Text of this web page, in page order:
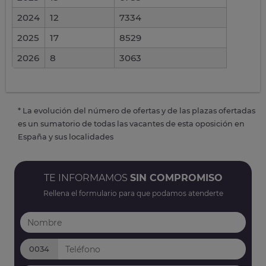
2024
12
7334
2025
17
8529
2026
8 3063
* La evolución del número de ofertas y de las plazas ofertadas
es un sumatorio de todas las vacantes de esta oposición en
España y sus localidades
TE INFORMAMOS SIN COMPROMISO
Rellena el formulario para que podamos atenderte
0034